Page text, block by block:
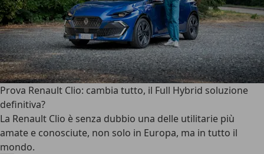
Prova Renault Clio: cambia tutto, il Full Hybrid soluzione
definitiva?
La Renault Clio è senza dubbio una delle utilitarie più
amate e conosciute, non solo in Europa, ma in tutto il
mondo.